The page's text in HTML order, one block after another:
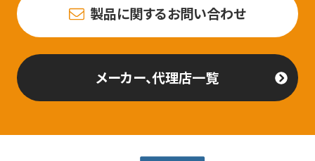
製品に関するお問い合わせ
メーカー、代理店一覧